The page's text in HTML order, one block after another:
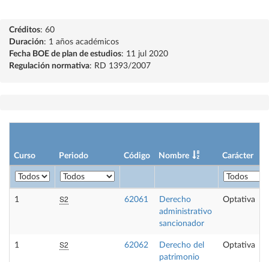
Créditos: 60
Duración: 1 años académicos
Fecha BOE de plan de estudios: 11 jul 2020
Regulación normativa: RD 1393/2007
Curso Periodo Código Nombre Carácter
1 S2 62061
Derecho
administrativo
sancionador
Optativa
1 S2 62062
Derecho del
patrimonio
Optativa